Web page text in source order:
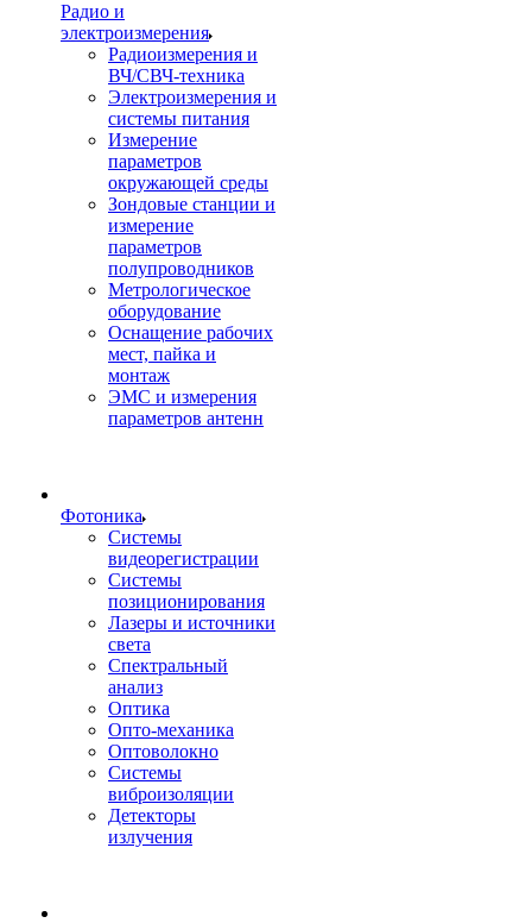
Радио и
электроизмерения
Радиоизмерения и
ВЧ/СВЧ-техника
Электроизмерения и
системы питания
Измерение
параметров
окружающей среды
Зондовые станции и
измерение
параметров
полупроводников
Метрологическое
оборудование
Оснащение рабочих
мест, пайка и
монтаж
ЭМС и измерения
параметров антенн
Фотоника
Cистемы
видеорегистрации
Системы
позиционирования
Лазеры и источники
света
Спектральный
анализ
Оптика
Опто-механика
Оптоволокно
Системы
виброизоляции
Детекторы
излучения